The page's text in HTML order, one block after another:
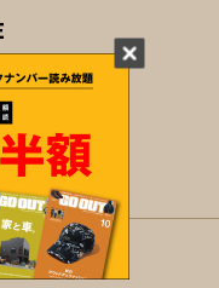
Co.,Ltd.